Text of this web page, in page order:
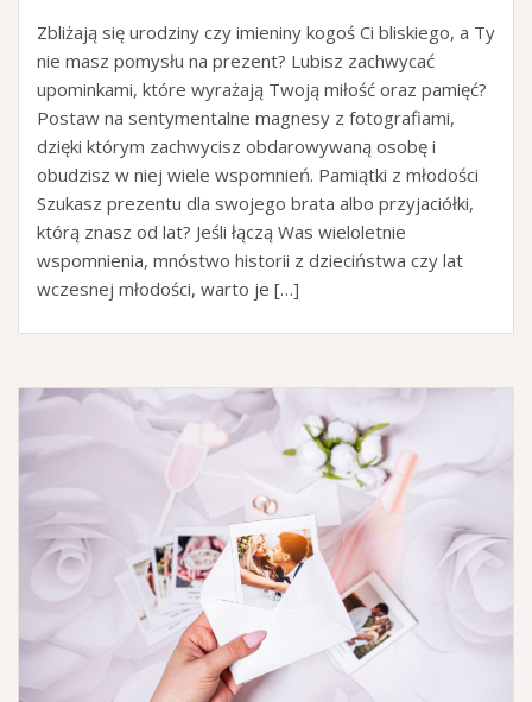
Zbliżają się urodziny czy imieniny kogoś Ci bliskiego, a Ty
nie masz pomysłu na prezent? Lubisz zachwycać
upominkami, które wyrażają Twoją miłość oraz pamięć?
Postaw na sentymentalne magnesy z fotografiami,
dzięki którym zachwycisz obdarowywaną osobę i
obudzisz w niej wiele wspomnień. Pamiątki z młodości
Szukasz prezentu dla swojego brata albo przyjaciółki,
którą znasz od lat? Jeśli łączą Was wieloletnie
wspomnienia, mnóstwo historii z dzieciństwa czy lat
wczesnej młodości, warto je […]